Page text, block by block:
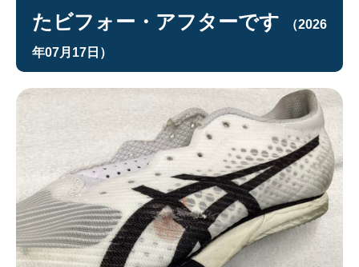
たビフォー・アフターです
（2026
年07月17日）